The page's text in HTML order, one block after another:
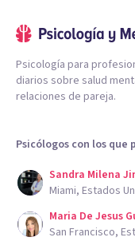
Psicología para
diarios sobre salud
relaciones de pareja.
Psicólogos con los
Sandra Milena
Miami, Estados
Maria De Jesus
San Francisco,